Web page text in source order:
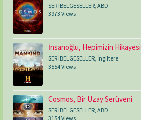
SERİ BELGESELLER, ABD
3973 Views
İnsanoğlu, Hepimizin Hikayesi
SERİ BELGESELLER, İngiltere
3554 Views
Cosmos, Bir Uzay Serüveni
SERİ BELGESELLER ABD
3154 Views